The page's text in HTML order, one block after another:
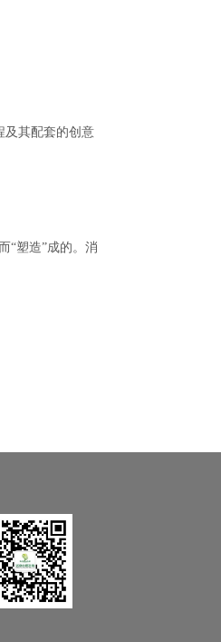
及其配套的创意
“塑造”成的。消